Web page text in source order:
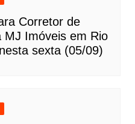
Corretor de
MJ Imóveis em Rio
sexta (05/09)